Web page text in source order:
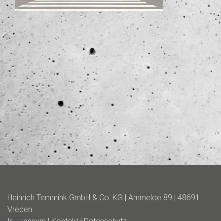
Heinrich Temmink GmbH & Co. KG | Ammeloe 89 | 48691
Vreden